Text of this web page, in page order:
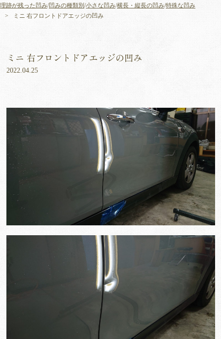
理跡が残った凹み/凹みの種類別 /小さな凹み/横長・縦長の凹み/特殊な凹み
ミニ 右フロントドアエッジの凹み
ミニ 右フロントドアエッジの凹み
2022.04.25